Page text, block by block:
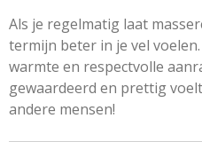
Als je regelmatig laat
termijn beter in je vel
warmte en respectvolle
gewaardeerd en prettig
andere mensen!